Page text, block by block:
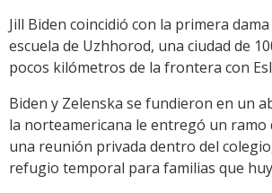
Jill Biden coincidió con la primera
escuela de Uzhhorod, una ciudad de
pocos kilómetros de la frontera con
Biden y Zelenska se fundieron en un
la norteamericana le entregó un ramo
una reunión privada dentro del
refugio temporal para familias que